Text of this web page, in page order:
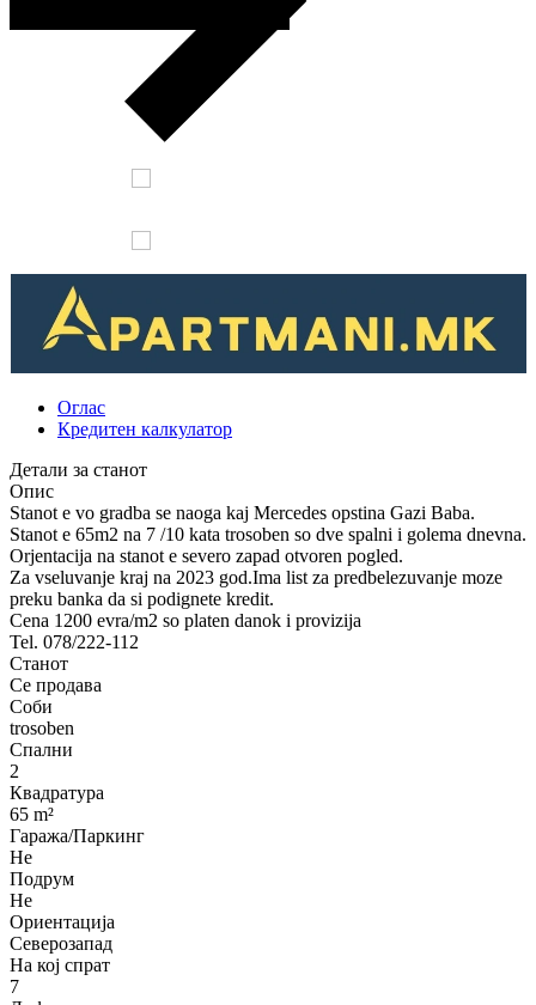
Оглас
Кредитен калкулатор
Детали за станот
Опис
Stanot e vo gradba se naoga kaj Mercedes opstina Gazi Baba.
Stanot e 65m2 na 7 /10 kata trosoben so dve spalni i golema dnevna.
Orjentacija na stanot e severo zapad otvoren pogled.
Za vseluvanje kraj na 2023 god.Ima list za predbelezuvanje moze
preku banka da si podignete kredit.
Cena 1200 evra/m2 so platen danok i provizija
Tel. 078/222-112
Станот
Се продава
Соби
trosoben
Спални
2
Квадратура
65 m²
Гаража/Паркинг
Не
Подрум
Не
Ориентација
Северозапад
На кој спрат
7